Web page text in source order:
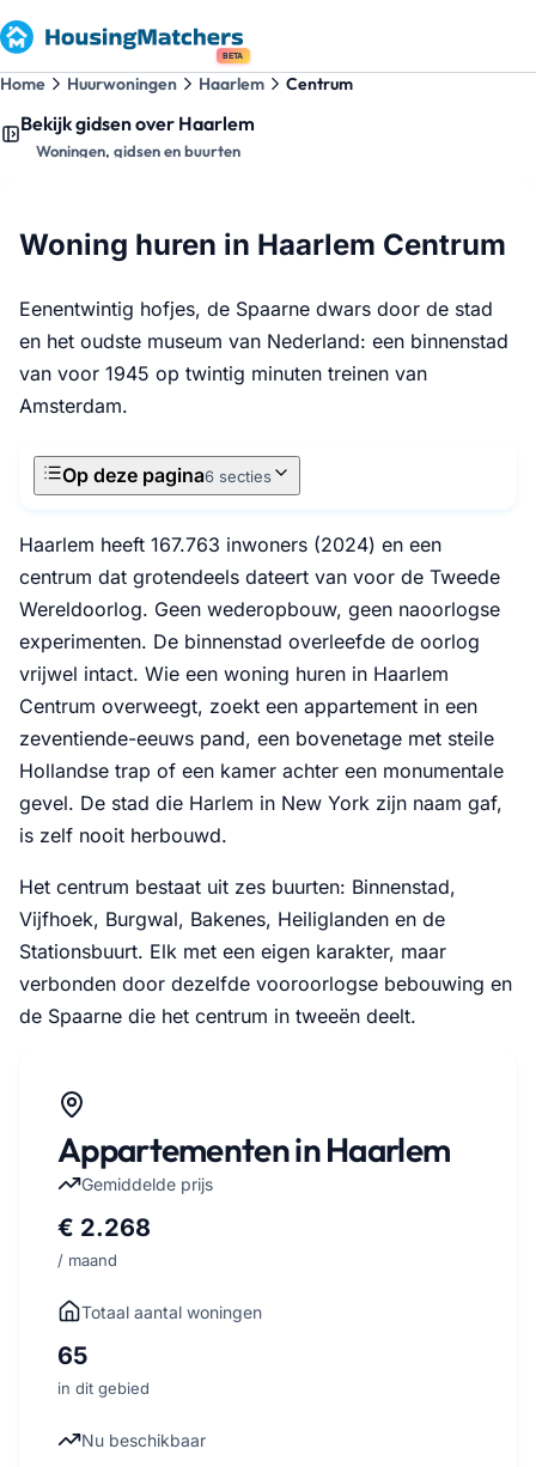
BETA
Home Huurwoningen Haarlem Centrum
Bekijk gidsen over Haarlem
Woningen, gidsen en buurten
Woning huren in Haarlem Centrum
Eenentwintig hofjes, de Spaarne dwars door de stad
en het oudste museum van Nederland: een binnenstad
van voor 1945 op twintig minuten treinen van
Amsterdam.
Op deze pagina6 secties
Haarlem heeft 167.763 inwoners (2024) en een
centrum dat grotendeels dateert van voor de Tweede
Wereldoorlog. Geen wederopbouw, geen naoorlogse
experimenten. De binnenstad overleefde de oorlog
vrijwel intact. Wie een woning huren in Haarlem
Centrum overweegt, zoekt een appartement in een
zeventiende-eeuws pand, een bovenetage met steile
Hollandse trap of een kamer achter een monumentale
gevel. De stad die Harlem in New York zijn naam gaf,
is zelf nooit herbouwd.
Het centrum bestaat uit zes buurten: Binnenstad,
Vijfhoek, Burgwal, Bakenes, Heiliglanden en de
Stationsbuurt. Elk met een eigen karakter, maar
verbonden door dezelfde vooroorlogse bebouwing en
de Spaarne die het centrum in tweeën deelt.
Appartementen in Haarlem
Gemiddelde prijs
€ 2.268
/ maand
Totaal aantal woningen
65
in dit gebied
Nu beschikbaar